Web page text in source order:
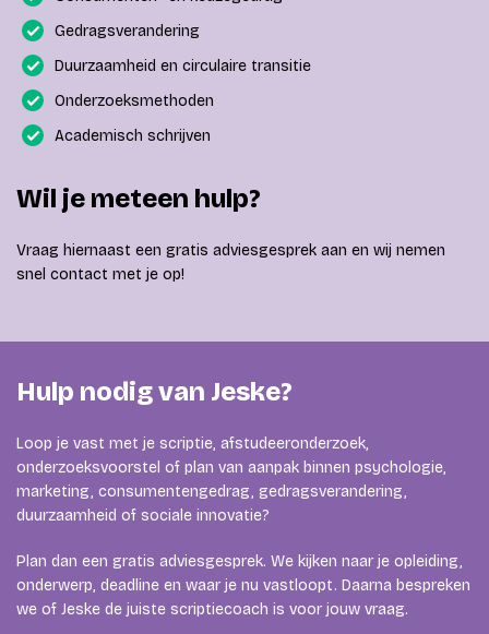
Gedragsverandering
Duurzaamheid en circulaire transitie
Onderzoeksmethoden
Academisch schrijven
Wil je meteen hulp?
Vraag hiernaast een gratis adviesgesprek aan en wij nemen
snel contact met je op!
Hulp nodig van Jeske?
Loop je vast met je scriptie, afstudeeronderzoek,
onderzoeksvoorstel of plan van aanpak binnen psychologie,
marketing, consumentengedrag, gedragsverandering,
duurzaamheid of sociale innovatie?
Plan dan een gratis adviesgesprek. We kijken naar je opleiding,
onderwerp, deadline en waar je nu vastloopt. Daarna bespreken
we of Jeske de juiste scriptiecoach is voor jouw vraag.